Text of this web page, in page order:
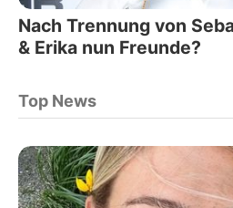
Nach Trennung von
& Erika nun Freunde?
Top News